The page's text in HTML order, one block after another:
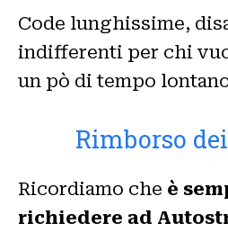
Code lunghissime,
indifferenti per chi
un pò di tempo
Rimborso
Ricordiamo che è
richiedere ad